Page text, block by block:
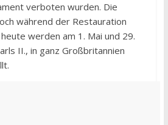
verboten wurden. Die
während der Restauration
werden am 1. Mai und 29.
II., in ganz Großbritannien